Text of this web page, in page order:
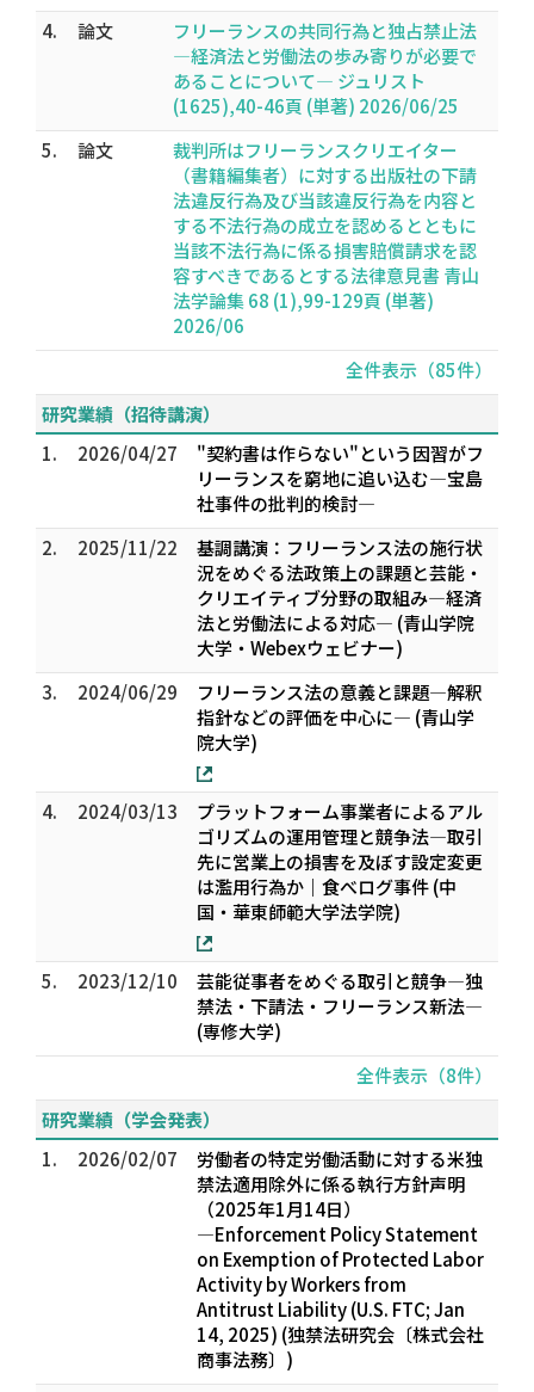
4.
論文
フリーランスの共同行為と独占禁止法
―経済法と労働法の歩み寄りが必要で
あることについて― ジュリスト
(1625),40-46頁 (単著) 2026/06/25
5.
論文
裁判所はフリーランスクリエイター
（書籍編集者）に対する出版社の下請
法違反行為及び当該違反行為を内容と
する不法行為の成立を認めるとともに
当該不法行為に係る損害賠償請求を認
容すべきであるとする法律意見書 青山
法学論集 68 (1),99-129頁 (単著)
2026/06
全件表示（85件）
研究業績（招待講演）
1.
2026/04/27
"契約書は作らない"という因習がフ
リーランスを窮地に追い込む―宝島
社事件の批判的検討―
2.
2025/11/22
基調講演：フリーランス法の施行状
況をめぐる法政策上の課題と芸能・
クリエイティブ分野の取組み―経済
法と労働法による対応― (青山学院
大学・Webexウェビナー)
3.
2024/06/29
フリーランス法の意義と課題―解釈
指針などの評価を中心に― (青山学
院大学)
4. 2024/03/13
プラットフォーム事業者によるアル
ゴリズムの運用管理と競争法―取引
先に営業上の損害を及ぼす設定変更
は濫用行為か｜食べログ事件 (中
国・華東師範大学法学院)
5. 2023/12/10
芸能従事者をめぐる取引と競争―独
禁法・下請法・フリーランス新法―
(専修大学)
全件表示（8件）
研究業績（学会発表）
1.
2026/02/07
労働者の特定労働活動に対する米独
禁法適用除外に係る執行方針声明
（2025年1月14日）
―Enforcement Policy Statement
on Exemption of Protected Labor
Activity by Workers from
Antitrust Liability (U.S. FTC; Jan
14, 2025) (独禁法研究会〔株式会社
商事法務〕)